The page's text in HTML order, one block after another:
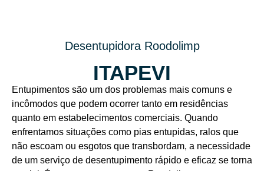
Desentupidora Roodolimp
ITAPEVI
Entupimentos são um dos problemas mais comuns e
incômodos que podem ocorrer tanto em residências
quanto em estabelecimentos comerciais. Quando
enfrentamos situações como pias entupidas, ralos que
não escoam ou esgotos que transbordam, a necessidade
de um serviço de desentupimento rápido e eficaz se torna